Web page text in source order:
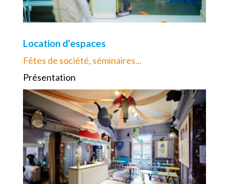
Location d'espaces
Fêtes de société, séminaires...
Présentation